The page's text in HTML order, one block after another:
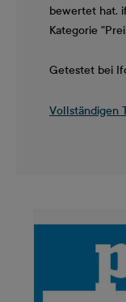
bewertet hat.
Kategorie
Getestet bei
Vollständigen